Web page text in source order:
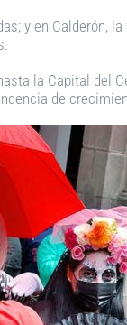
y en
la Capital
de